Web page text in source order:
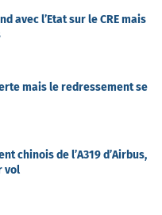
avec l’Etat sur le CRE mais
mais le redressement se
chinois de l’A319 d’Airbus,
vol